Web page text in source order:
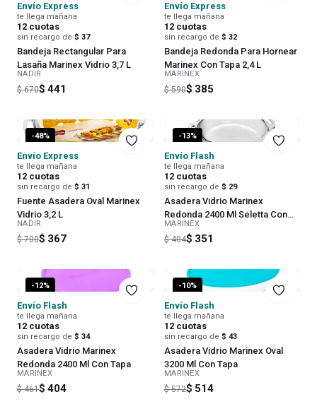
Envío Express
te llega mañana
12 cuotas
sin recargo de $ 37
Bandeja Rectangular Para
Lasaña Marinex Vidrio 3,7 L
NADIR
$ 670$ 441
Envío Express
te llega mañana
12 cuotas
sin recargo de $ 32
Bandeja Redonda Para Hornear
Marinex Con Tapa 2,4 L
MARINEX
$ 590$ 385
-48%
Envío Express
te llega mañana
12 cuotas
sin recargo de $ 31
Fuente Asadera Oval Marinex
Vidrio 3,2 L
NADIR
$ 700$ 367
-13%
Envío Flash
te llega mañana
12 cuotas
sin recargo de $ 29
Asadera Vidrio Marinex
Redonda 2400 Ml Seletta Con
Asas
MARINEX
$ 404$ 351
-12%
Envío Flash
te llega mañana
12 cuotas
sin recargo de $ 34
Asadera Vidrio Marinex
Redonda 2400 Ml Con Tapa
MARINEX
$ 461$ 404
-10%
Envío Flash
te llega mañana
12 cuotas
sin recargo de $ 43
Asadera Vidrio Marinex Oval
3200 Ml Con Tapa
MARINEX
$ 572$ 514